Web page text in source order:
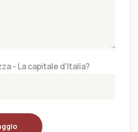
- La capitale d'Italia?